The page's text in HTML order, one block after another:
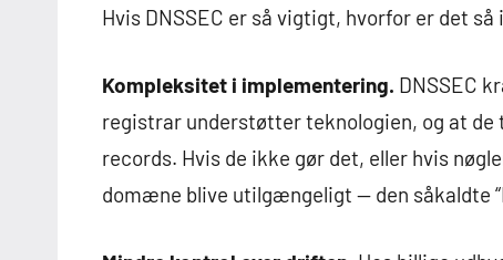
Hvis DNSSEC er så vigtigt, hvorfor er det
Kompleksitet i implementering. DNSSEC
registrar understøtter teknologien, og at
records. Hvis de ikke gør det, eller hvis
domæne blive utilgængeligt — den såkaldte